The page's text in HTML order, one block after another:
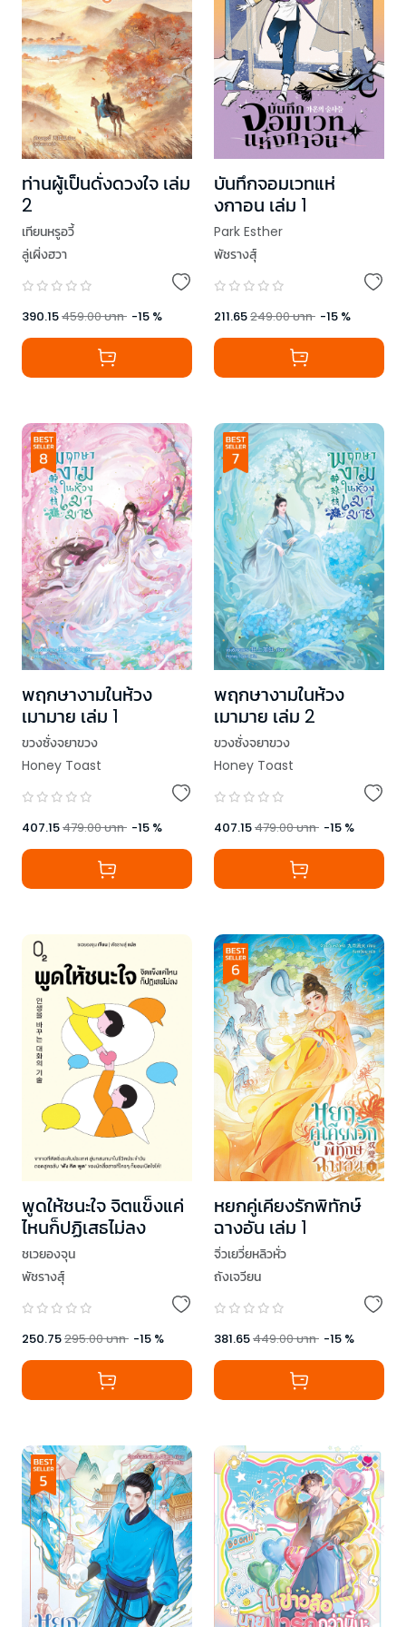
ท่านผู้เป็นดั่งดวงใจ เล่ม
2
เทียนหรูอวี้
ลู่เผิ่งฮวา
390.15459.00บาท -15 %
บันทึกจอมเวทแห่
งกาอน เล่ม 1
Park Esther
พัชรางสุ์
211.65249.00บาท -15 %
พฤกษางามในห้วง
เมามาย เล่ม 1
ขวงซั่งจยาขวง
Honey Toast
407.15479.00บาท -15 %
พฤกษางามในห้วง
เมามาย เล่ม 2
ขวงซั่งจยาขวง
Honey Toast
407.15479.00บาท -15 %
พูดให้ชนะใจ จิตแข็งแค่
ไหนก็ปฏิเสธไม่ลง
ชเวยองจุน
พัชรางสุ์
250.75295.00บาท -15 %
หยกคู่เคียงรักพิทักษ์
ฉางอัน เล่ม 1
จิ่วเยวี่ยหลิวหั่ว
ถังเจวียน
381.65449.00บาท -15 %